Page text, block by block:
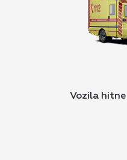
Vozila hitne